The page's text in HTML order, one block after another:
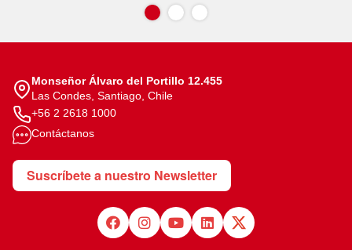
Monseñor Álvaro del Portillo 12.455
Las Condes, Santiago, Chile
+56 2 2618 1000
Contáctanos
Suscríbete a nuestro Newsletter